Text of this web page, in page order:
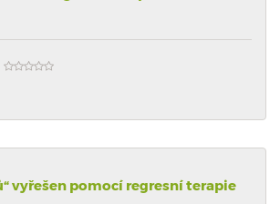
vyřešen pomocí regresní terapie